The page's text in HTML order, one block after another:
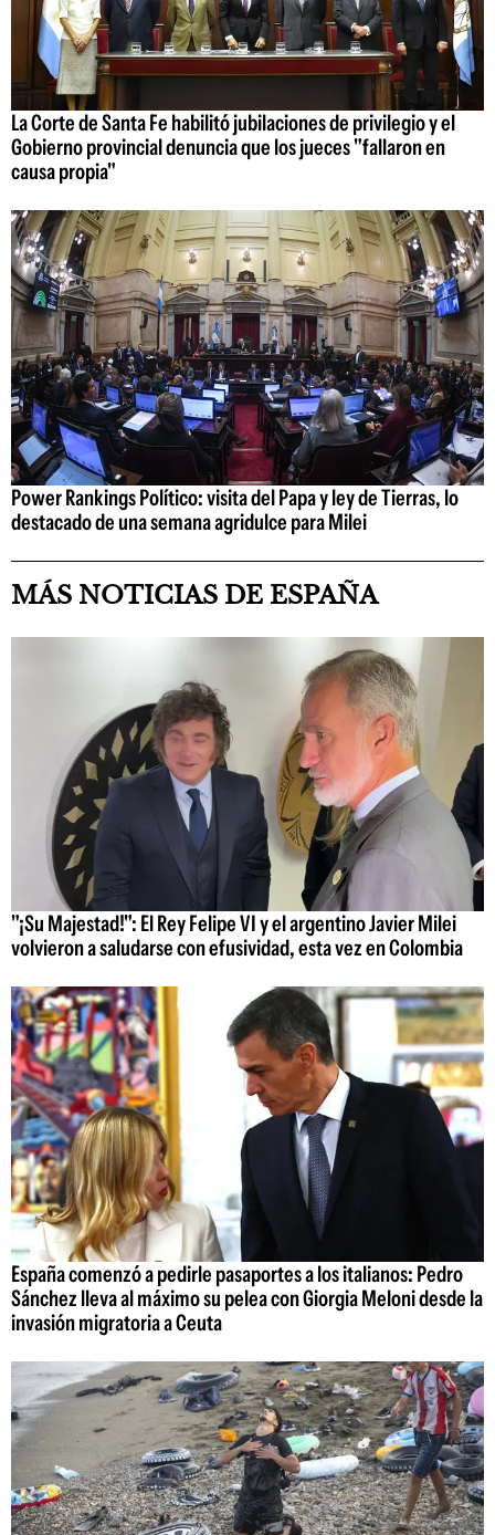
La Corte de Santa Fe habilitó jubilaciones de privilegio y el
Gobierno provincial denuncia que los jueces "fallaron en
causa propia"
Power Rankings Político: visita del Papa y ley de Tierras, lo
destacado de una semana agridulce para Milei
MÁS NOTICIAS DE ESPAÑA
"¡Su Majestad!": El Rey Felipe VI y el argentino Javier Milei
volvieron a saludarse con efusividad, esta vez en Colombia
España comenzó a pedirle pasaportes a los italianos: Pedro
Sánchez lleva al máximo su pelea con Giorgia Meloni desde la
invasión migratoria a Ceuta